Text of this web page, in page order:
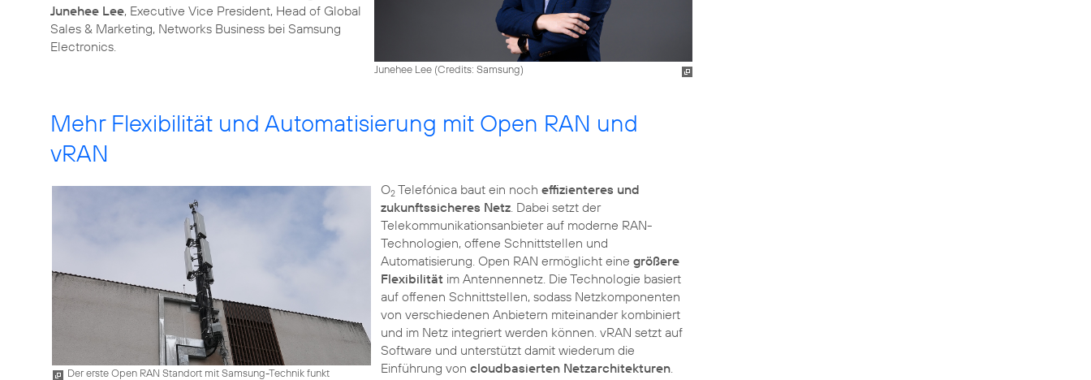
Junehee Lee (Credits: Samsung)
Junehee Lee, Executive Vice President, Head of Global
Sales & Marketing, Networks Business bei Samsung
Electronics.
Mehr Flexibilität und Automatisierung mit Open RAN und
vRAN
Der erste Open RAN Standort mit Samsung-Technik funkt
O2Telefónica baut ein noch effizienteres und
zukunftssicheres Netz. Dabei setzt der
Telekommunikationsanbieter auf moderne RAN-
Technologien, offene Schnittstellen und
Automatisierung. Open RAN ermöglicht eine größere
Flexibilität im Antennennetz. Die Technologie basiert
auf offenen Schnittstellen, sodass Netzkomponenten
von verschiedenen Anbietern miteinander kombiniert
und im Netz integriert werden können. vRAN setzt auf
Software und unterstützt damit wiederum die
Einführung von cloudbasierten Netzarchitekturen.